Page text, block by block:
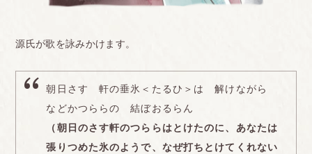
源氏が歌を詠みかけます。
朝日さす 軒の垂氷＜たるひ＞は 解けながら
などかつららの 結ぼおるらん
（朝日のさす軒のつららはとけたのに、あなたは
張りつめた氷のようで、なぜ打ちとけてくれない